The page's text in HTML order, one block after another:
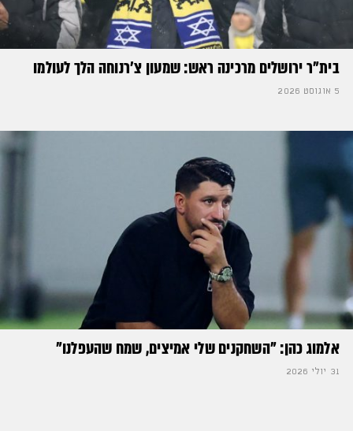
בית"ר ירושלים מרכינה ראש: שמעון צ'רנוחה הלך לעולמו
5 אוגוסט 2026
אלמוג כהן: "השחקנים שלי אמיצים, שמח שהעפלנו"
31 יולי 2026